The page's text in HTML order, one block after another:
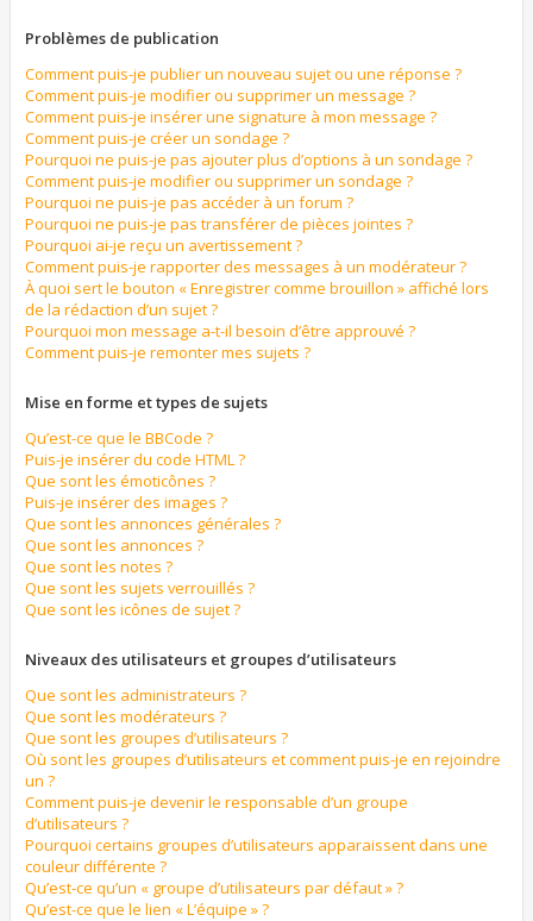
Problèmes de publication
Comment puis-je publier un nouveau sujet ou une réponse ?
Comment puis-je modifier ou supprimer un message ?
Comment puis-je insérer une signature à mon message ?
Comment puis-je créer un sondage ?
Pourquoi ne puis-je pas ajouter plus d’options à un sondage ?
Comment puis-je modifier ou supprimer un sondage ?
Pourquoi ne puis-je pas accéder à un forum ?
Pourquoi ne puis-je pas transférer de pièces jointes ?
Pourquoi ai-je reçu un avertissement ?
Comment puis-je rapporter des messages à un modérateur ?
À quoi sert le bouton « Enregistrer comme brouillon » affiché lors
de la rédaction d’un sujet ?
Pourquoi mon message a-t-il besoin d’être approuvé ?
Comment puis-je remonter mes sujets ?
Mise en forme et types de sujets
Qu’est-ce que le BBCode ?
Puis-je insérer du code HTML ?
Que sont les émoticônes ?
Puis-je insérer des images ?
Que sont les annonces générales ?
Que sont les annonces ?
Que sont les notes ?
Que sont les sujets verrouillés ?
Que sont les icônes de sujet ?
Niveaux des utilisateurs et groupes d’utilisateurs
Que sont les administrateurs ?
Que sont les modérateurs ?
Que sont les groupes d’utilisateurs ?
Où sont les groupes d’utilisateurs et comment puis-je en rejoindre
un ?
Comment puis-je devenir le responsable d’un groupe
d’utilisateurs ?
Pourquoi certains groupes d’utilisateurs apparaissent dans une
couleur différente ?
Qu’est-ce qu’un « groupe d’utilisateurs par défaut » ?
Qu’est-ce que le lien « L’équipe » ?